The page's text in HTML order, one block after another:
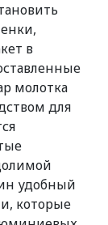
в
молотка
для
удобный
которые